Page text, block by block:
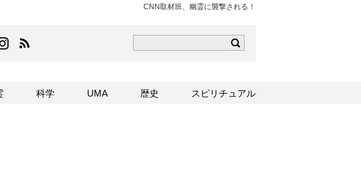
CNN取材班、幽霊に襲撃される！
のFacebookはこちら
TOCANAのinstagramはこちら
科学 UMA 歴史 スピリチュアル